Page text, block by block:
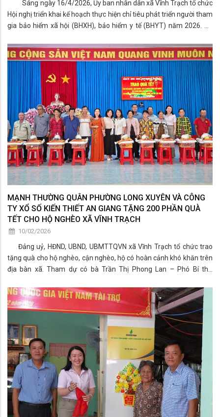
Sáng ngày 16/4/2026, Ủy ban nhân dân xã Vĩnh Trạch tổ chức
Hội nghị triển khai kế hoạch thực hiện chỉ tiêu phát triển người tham
gia bảo hiểm xã hội (BHXH), bảo hiểm y tế (BHYT) năm 2026. Bà
Phạm Văn Lập – Ủy viên Ban Thường vụ Đảng ủy, Phó Chủ tịch
UBND xã; Bà Thạch Thị Khánh Ngọc – Phó Giám đốc BHXH Cơ sở
Long Xuyên, cùng lãnh đạo các ban, ngành, đoàn thể, đại diện các
ấp, trường học và đại diện Công ty TNHH Khải Phong tham dự.
MẠNH THƯỜNG QUÂN PHƯỜNG LONG XUYÊN VÀ CÔNG
TY XỔ SỐ KIẾN THIẾT AN GIANG TẶNG 200 PHẦN QUÀ
TẾT CHO HỘ NGHÈO XÃ VĨNH TRẠCH
10/02/2026
Đảng uỷ, HĐND, UBND, UBMTTQVN xã Vĩnh Trạch tổ chức trao
tặng quà cho hộ nghèo, cận nghèo, hộ có hoàn cảnh khó khăn trên
địa bàn xã. Tham dự có bà Trần Thị Phong Lan – Phó Bí thư
vụ Đảng uỷ, Phó Chủ tịch UBND xã; ông Võ Phương Đông – Uỷ viên
Ban Chấp hành Đảng bộ, Phó Chủ tịch HĐND xã và các mạnh
thường quân.